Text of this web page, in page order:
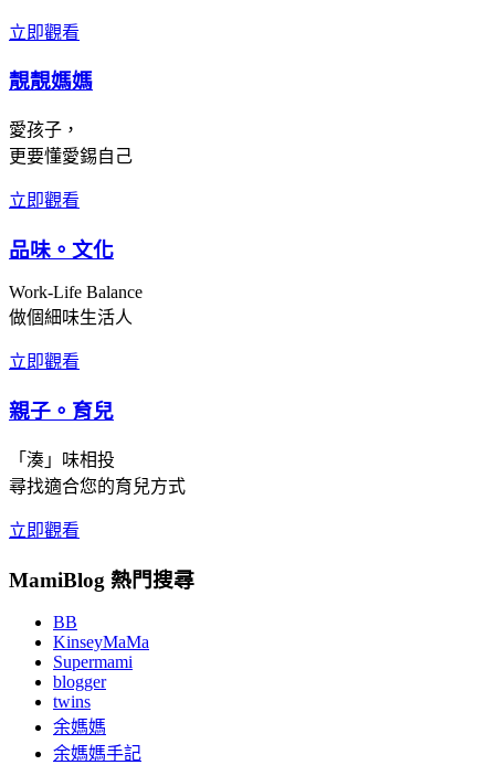
立即觀看
靚靚媽媽
愛孩子，
更要懂愛錫自己
立即觀看
品味。文化
Work-Life Balance
做個細味生活人
立即觀看
親子。育兒
「湊」味相投
尋找適合您的育兒方式
立即觀看
MamiBlog 熱門搜尋
BB
KinseyMaMa
Supermami
blogger
twins
余媽媽
余媽媽手記